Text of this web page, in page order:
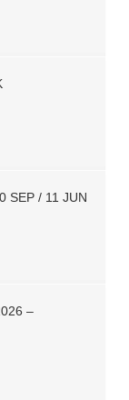
SEP / 11 JUN
–